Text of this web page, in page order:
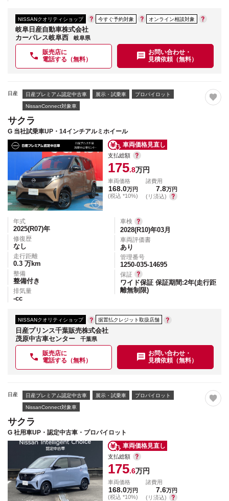
NISSANクオリティショップ 今すぐ予約対象 オンライン相談対象
岐阜日産自動車株式会社
カーパレス岐阜西
岐阜県
販売店に
電話する（無料）
お問い合わせ・
見積依頼（無料）
日産 日産プレミアム認定中古車 展示・試乗車 プロパイロット
NissanConnect対象車
サクラ
G 当社試乗車UP・14インチアルミホイール
車両価格見直し
支払総額
175.8万円
車両価格
168.0万円
(税込 *10%)
諸費用
7.8万円
(リ済込)
年式
2025(R07)年
修復歴
なし
走行距離
0.3 万km
整備
整備付き
排気量
-cc
車検
2028(R10)年03月
車両評価書
あり
管理番号
1250-035-14695
保証
ワイド保証 保証期間:2年(走行距
離無制限)
NISSANクオリティショップ 据置払クレジット取扱店舗
日産プリンス千葉販売株式会社
茂原中古車センター
千葉県
販売店に
電話する（無料）
お問い合わせ・
見積依頼（無料）
日産 日産プレミアム認定中古車 展示・試乗車 プロパイロット
NissanConnect対象車
サクラ
G 社用車UP・認定中古車・プロパイロット
車両価格見直し
支払総額
175.6万円
車両価格
168.0万円
(税込 *10%)
諸費用
7.6万円
(リ済込)